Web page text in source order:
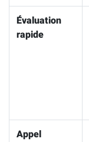
Évaluation
rapide
Appel